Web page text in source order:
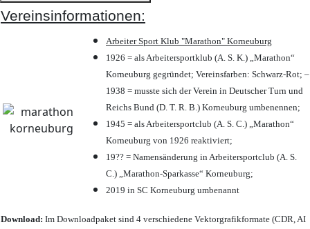
Vereinsinformationen:
Arbeiter Sport Klub "Marathon" Korneuburg
1926 = als Arbeitersportklub (A. S. K.) „Marathon“
Korneuburg gegründet; Vereinsfarben: Schwarz-Rot; –
1938 = musste sich der Verein in Deutscher Turn und
Reichs Bund (D. T. R. B.) Korneuburg umbenennen;
1945 = als Arbeitersportclub (A. S. C.) „Marathon“
Korneuburg von 1926 reaktiviert;
19?? = Namensänderung in Arbeitersportclub (A. S.
C.) „Marathon-Sparkasse“ Korneuburg;
2019 in SC Korneuburg umbenannt
Download: Im Downloadpaket sind 4 verschiedene Vektorgrafikformate (CDR, AI